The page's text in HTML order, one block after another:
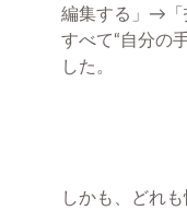
編集する」→「
すべて“自分の
した。
しかも、どれ